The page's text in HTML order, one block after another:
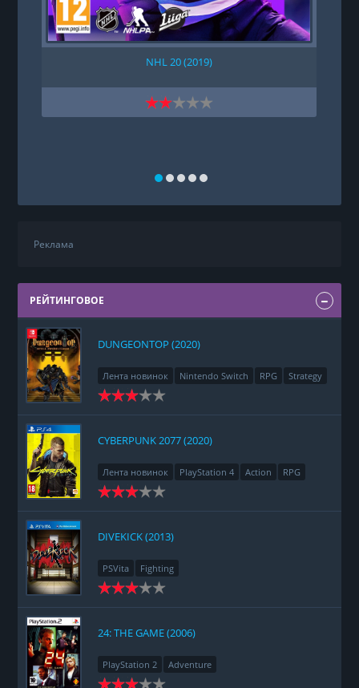
NHL 20 (2019)
Реклама
РЕЙТИНГОВОЕ
DUNGEONTOP (2020)
Лента новинок Nintendo Switch RPG Strategy
CYBERPUNK 2077 (2020)
Лента новинок PlayStation 4 Action
RPG
Racing
Adventure
DIVEKICK (2013)
PSVita Fighting
24: THE GAME (2006)
PlayStation 2 Adventure